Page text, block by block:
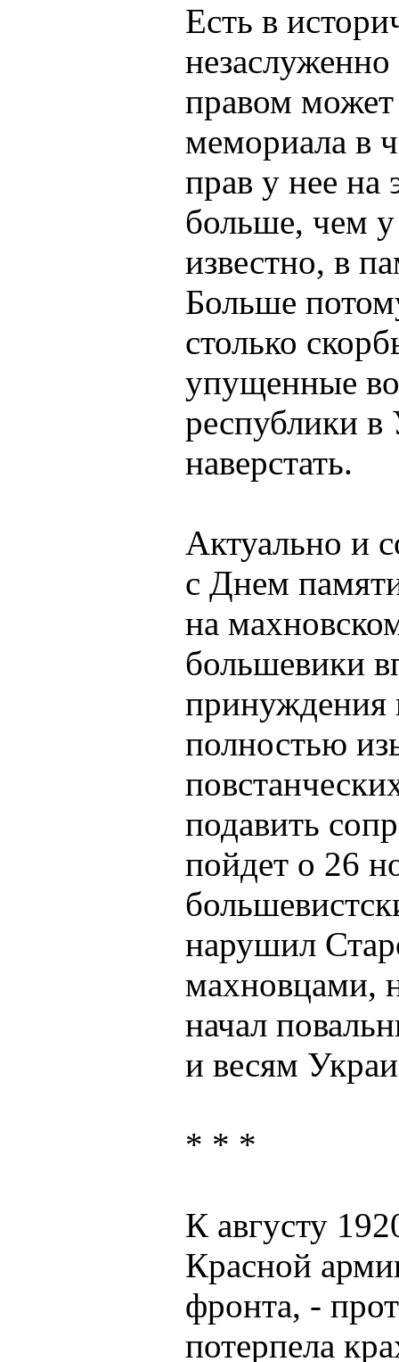
Есть в
правом может
мемориала в
прав у нее на
больше, чем
известно, в
Больше
столько
упущенные
республики
наверстать.
Актуально и
с Днем
на
большевики
принуждения
полностью
подавить
пойдет о 26
нарушил
махновцами,
начал
и весям
* * *
К августу
Красной
фронта, -
потерпела